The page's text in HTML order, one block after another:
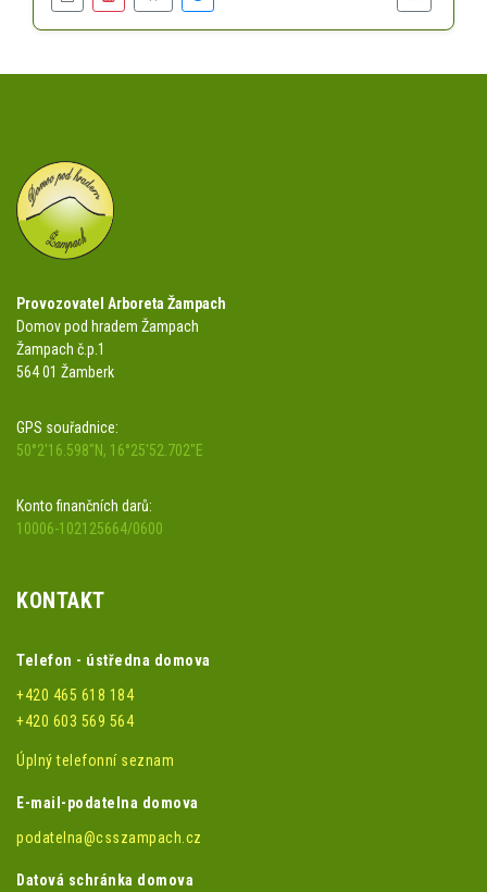
Provozovatel Arboreta Žampach
Domov pod hradem Žampach
Žampach č.p.1
564 01 Žamberk
GPS souřadnice:
50°2'16.598"N, 16°25'52.702"E
Konto finančních darů:
10006-102125664/0600
KONTAKT
Telefon - ústředna domova
+420 465 618 184
+420 603 569 564
Úplný telefonní seznam
E-mail-podatelna domova
podatelna@csszampach.cz
Datová schránka domova